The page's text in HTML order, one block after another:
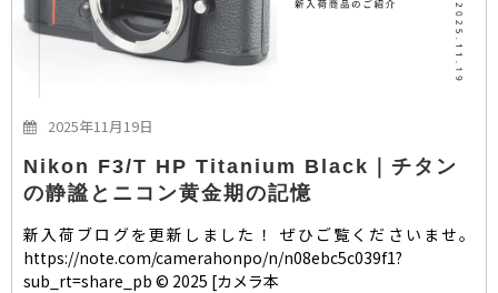
2025年11月19日
Nikon F3/T HP Titanium Black｜チタン
の静謐とニコン黄金期の記憶
新入荷ブログを更新しました！ ぜひご覧くださいませ。
https://note.com/camerahonpo/n/n08ebc5c039f1?
sub_rt=share_pb © 2025 [カメラ本